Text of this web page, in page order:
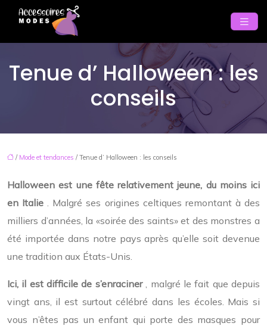
Tenue d’ Halloween : les
conseils
/ Mode et tendances / Tenue d’ Halloween : les conseils
Halloween est une fête relativement jeune, du moins ici
en Italie. Malgré ses origines celtiques remontant à des
milliers d’années, la «soirée des saints» et des monstres a
été importée dans notre pays après qu’elle soit devenue
une tradition aux États-Unis.
Ici, il est difficile de s’enraciner, malgré le fait que depuis
vingt ans, il est surtout célébré dans les écoles. Mais si
vous n’êtes pas un enfant qui porte des masques pour